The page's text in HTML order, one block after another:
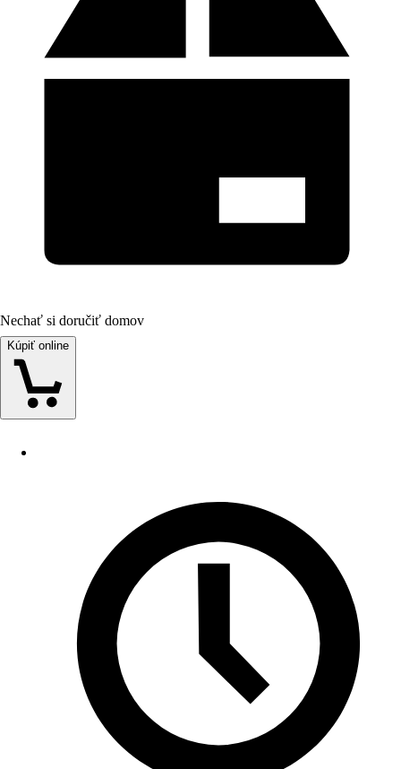
Nechať si doručiť domov
Kúpiť online